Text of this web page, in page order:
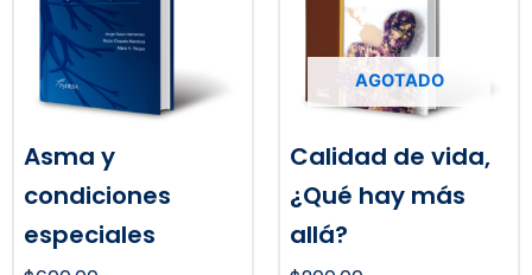
Asma y
condiciones
especiales
AGOTADO
Calidad de vida,
¿Qué hay más
allá?